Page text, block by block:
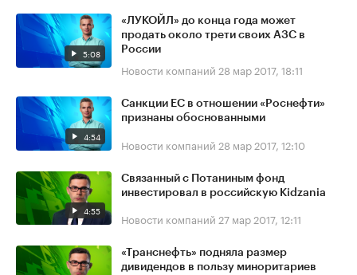
5:08
«ЛУКОЙЛ» до конца года может
продать около трети своих АЗС в
России
Новости компаний 28 мар 2017, 18:11
4:54
Санкции ЕС в отношении «Роснефти»
признаны обоснованными
Новости компаний 28 мар 2017, 12:10
4:55
Связанный с Потаниным фонд
инвестировал в российскую Kidzania
Новости компаний 27 мар 2017, 12:11
«Транснефть» подняла размер
дивидендов в пользу миноритариев